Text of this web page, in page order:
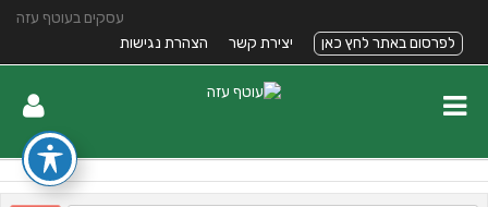
עסקים בעוטף עזה
לפרסום באתר לחץ כאן
יצירת קשר הצהרת נגישות